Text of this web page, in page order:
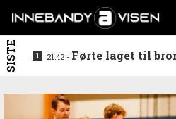
SISTE 21:42 - Førte laget til bronse -